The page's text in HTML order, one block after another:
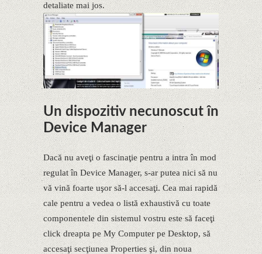
detaliate mai jos.
Un dispozitiv necunoscut în
Device Manager
Dacă nu aveţi o fascinaţie pentru a intra în mod
regulat în Device Manager, s-ar putea nici să nu
vă vină foarte uşor să-l accesaţi. Cea mai rapidă
cale pentru a vedea o listă exhaustivă cu toate
componentele din sistemul vostru este să faceţi
click dreapta pe My Computer pe Desktop, să
accesaţi secţiunea Properties şi, din noua